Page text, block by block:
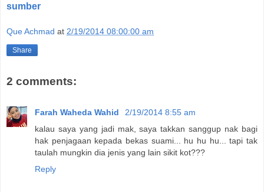
sumber
Que Achmad at 2/19/2014 08:00:00 am
Share
2 comments:
Farah Waheda Wahid
2/19/2014 8:55 am
kalau saya yang jadi mak, saya takkan sanggup nak bagi
hak penjagaan kepada bekas suami... hu hu hu... tapi tak
taulah mungkin dia jenis yang lain sikit kot???
Reply